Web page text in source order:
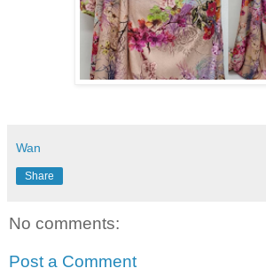
Wan
Share
No comments:
Post a Comment